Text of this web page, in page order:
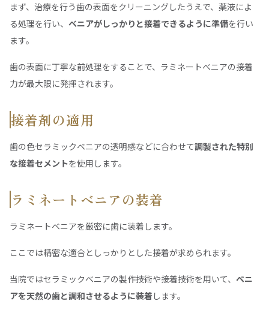
まず、治療を行う歯の表面をクリーニングしたうえで、薬液によ
る処理を行い、 ベニアがしっかりと接着できるように準備を行い
ます。
歯の表面に丁寧な前処理をすることで、ラミネートべニアの接着
力が最大限に発揮されます。
接着剤の適用
歯の色セラミックベニアの透明感などに合わせて調製された特別
な接着セメントを使用します。
ラミネートベニアの装着
ラミネートベニアを厳密に歯に装着します。
ここでは精密な適合としっかりとした接着が求められます。
当院ではセラミックベニアの製作技術や接着技術を用いて、 ベニ
アを天然の歯と調和させるように装着します。